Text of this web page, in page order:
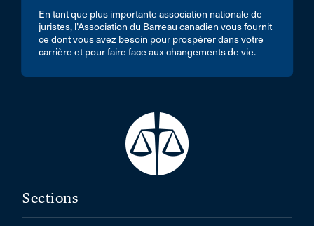
En tant que plus importante association nationale de
juristes, l’Association du Barreau canadien vous fournit
ce dont vous avez besoin pour prospérer dans votre
carrière et pour faire face aux changements de vie.
Sections